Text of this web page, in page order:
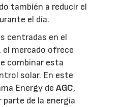
también a reducir el
el día.
centradas en el
mercado ofrece
combinar esta
solar. En este
Energy de AGC,
parte de la energía